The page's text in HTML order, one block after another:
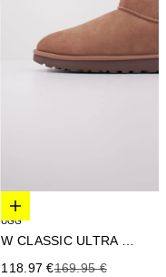
Elige opciones
UGG
W CLASSIC ULTRA MINI
Precio de oferta
118.97 €Precio anterior
169.95 €